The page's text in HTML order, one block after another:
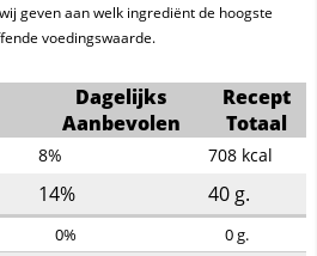
geven aan welk ingrediënt de hoogste
voedingswaarde.
Dagelijks
Aanbevolen
Recept
Totaal
8% 708 kcal
14% 40 g.
0% 0g.